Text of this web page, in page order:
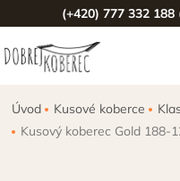
(+420) 777 332 188
Úvod Kusové koberce
Kusový koberec Gold 188-